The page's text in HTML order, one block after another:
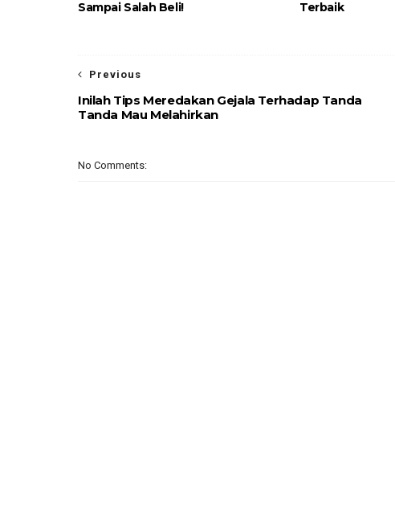
Sampai Salah Beli!
Terbaik
Previous
Inilah Tips Meredakan Gejala Terhadap Tanda
Tanda Mau Melahirkan
No Comments: